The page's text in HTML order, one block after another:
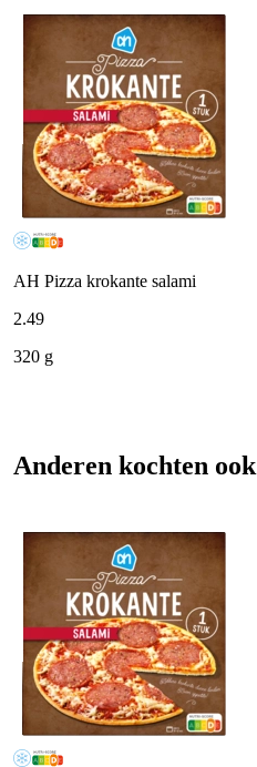
AH Pizza krokante salami
2.49
320 g
Anderen kochten ook